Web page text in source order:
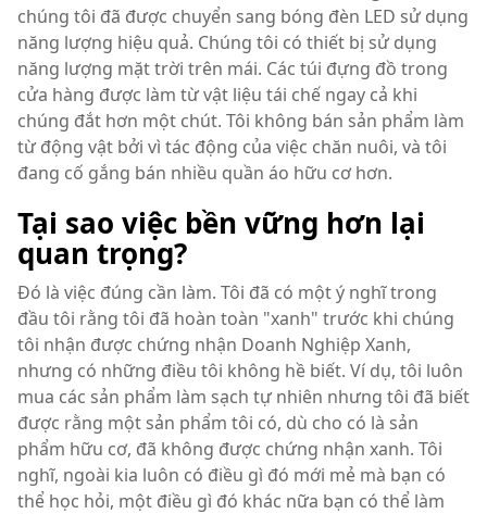
chúng tôi đã được chuyển sang bóng đèn LED sử dụng
năng lượng hiệu quả. Chúng tôi có thiết bị sử dụng
năng lượng mặt trời trên mái. Các túi đựng đồ trong
cửa hàng được làm từ vật liệu tái chế ngay cả khi
chúng đắt hơn một chút. Tôi không bán sản phẩm làm
từ động vật bởi vì tác động của việc chăn nuôi, và tôi
đang cố gắng bán nhiều quần áo hữu cơ hơn.
Tại sao việc bền vững hơn lại
quan trọng?
Đó là việc đúng cần làm. Tôi đã có một ý nghĩ trong
đầu tôi rằng tôi đã hoàn toàn "xanh" trước khi chúng
tôi nhận được chứng nhận Doanh Nghiệp Xanh,
nhưng có những điều tôi không hề biết. Ví dụ, tôi luôn
mua các sản phẩm làm sạch tự nhiên nhưng tôi đã biết
được rằng một sản phẩm tôi có, dù cho có là sản
phẩm hữu cơ, đã không được chứng nhận xanh. Tôi
nghĩ, ngoài kia luôn có điều gì đó mới mẻ mà bạn có
thể học hỏi, một điều gì đó khác nữa bạn có thể làm